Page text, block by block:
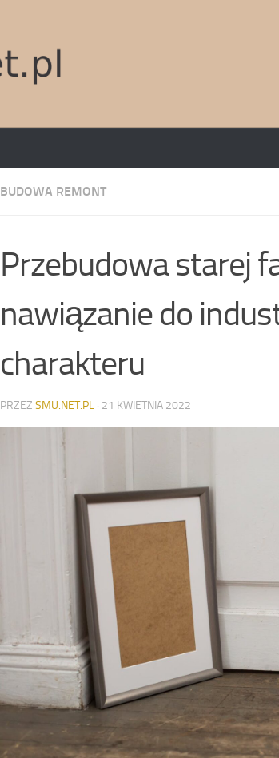
BUDOWA REMONT
Przebudowa starej
nawiązanie do
charakteru
PRZEZ SMU.NET.PL · 21 KWIETNIA 2022